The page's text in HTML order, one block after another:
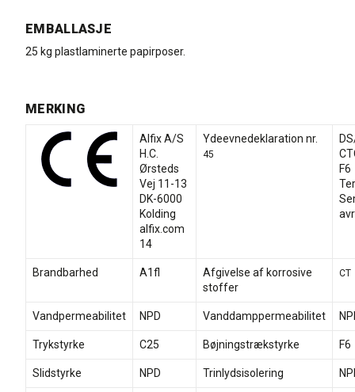
EMBALLASJE
25 kg plastlaminerte papirposer.
MERKING
Alfix A/S
H.C.
Ørsteds
Vej 11-13
DK-6000
Kolding
alfix.com
14
Ydeevnedeklaration nr.
45
F6
Brandbarhed A1fl
Afgivelse af korrosive
stoffer
CT
Vandpermeabilitet NPD Vanddamppermeabilitet
Trykstyrke C25 Bøjningstrækstyrke F6
Slidstyrke NPD Trinlydsisolering